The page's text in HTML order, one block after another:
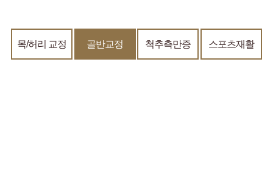
목/허리 교정 골반교정 척추측만증 스포츠재활